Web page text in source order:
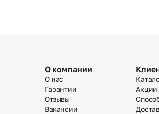
О компании
О нас
Гарантии
Отзывы
Вакансии
Акции